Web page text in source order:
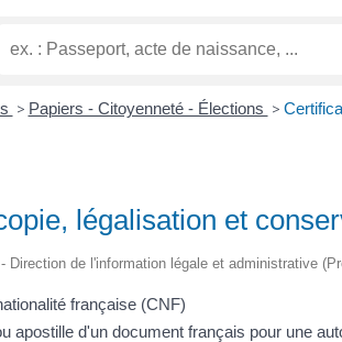
> Papiers - Citoyenneté - Élections >
légalisation et
Direction de l'information légale et administrative
française (CNF)
apostille d'un document français pour une